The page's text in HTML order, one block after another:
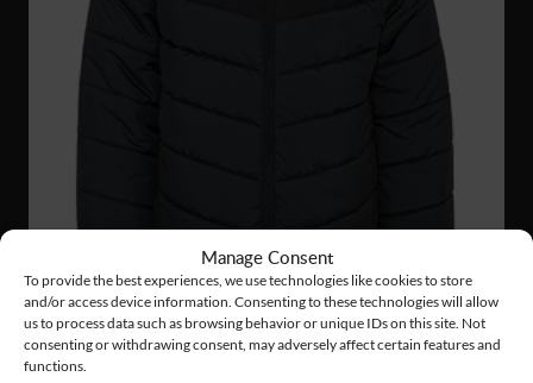
Manage Consent
To provide the best experiences, we use technologies like cookies to store
and/or access device information. Consenting to these technologies will allow
us to process data such as browsing behavior or unique IDs on this site. Not
consenting or withdrawing consent, may adversely affect certain features and
functions.